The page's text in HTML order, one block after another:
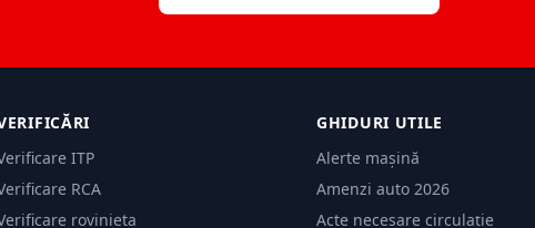
ITP
RCA
rovinieta
GHIDURI UTILE
Alerte mașină
Amenzi auto 2026
Acte necesare circulație